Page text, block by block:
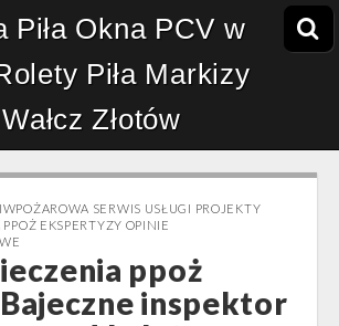
Piła Okna PCV w
Piła Markizy
Wałcz Złotów
SERWIS USŁUGI PROJEKTY
EKSPERTYZY OPINIE
ppoż
inspektor